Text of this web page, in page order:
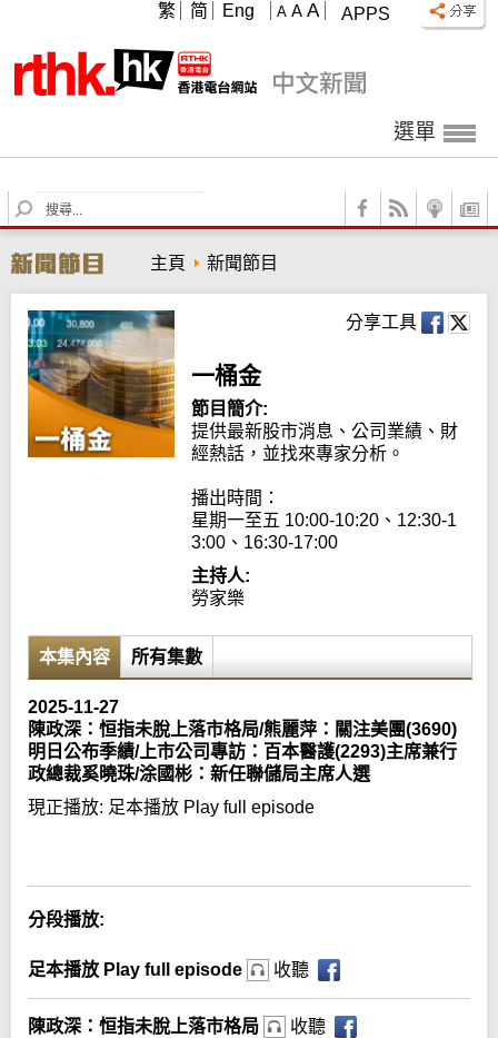
APPS
A A A
繁 简 Eng
選單
S
e
r
c
h
主頁 新聞節目
分享工具
一桶金
節目簡介:
提供最新股市消息、公司業績、財
經熱話，並找來專家分析。
播出時間：
星期一至五 10:00-10:20、12:30-1
3:00、16:30-17:00
主持人:
勞家樂
本集內容 所有集數
2025-11-27
陳政深：恒指未脫上落市格局/熊麗萍：關注美團(3690)
明日公布季績/上市公司專訪：百本醫護(2293)主席兼行
政總裁奚曉珠/涂國彬：新任聯儲局主席人選
現正播放: 足本播放 Play full episode
分段播放:
足本播放 Play full episode 收聽
陳政深：恒指未脫上落市格局 收聽